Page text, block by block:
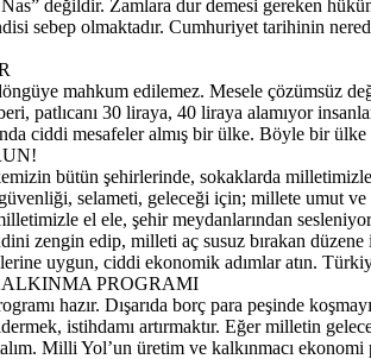
değildir. Zamlara dur demesi gereken
sebep olmaktadır. Cumhuriyet tarihinin
mahkum edilemez. Mesele çözümsüz
patlıcanı 30 liraya, 40 liraya alamıyor
ciddi mesafeler almış bir ülke. Böyle bir
bütün şehirlerinde, sokaklarda
selameti, geleceği için; millete umut
el ele, şehir meydanlarından
zengin edip, milleti aç susuz bırakan
uygun, ciddi ekonomik adımlar atın.
PROGRAMI
hazır. Dışarıda borç para peşinde
istihdamı artırmaktır. Eğer milletin
Milli Yol’un üretim ve kalkınmacı ekonomi